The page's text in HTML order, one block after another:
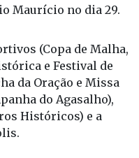
Maurício no dia 29.
(Copa de Malha,
e Festival de
da Oração e Missa
do Agasalho),
Históricos) e a